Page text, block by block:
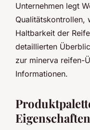
Unternehmen legt
Qualitätskontrollen,
Haltbarkeit der
detaillierten
zur minerva reifen-
Informationen.